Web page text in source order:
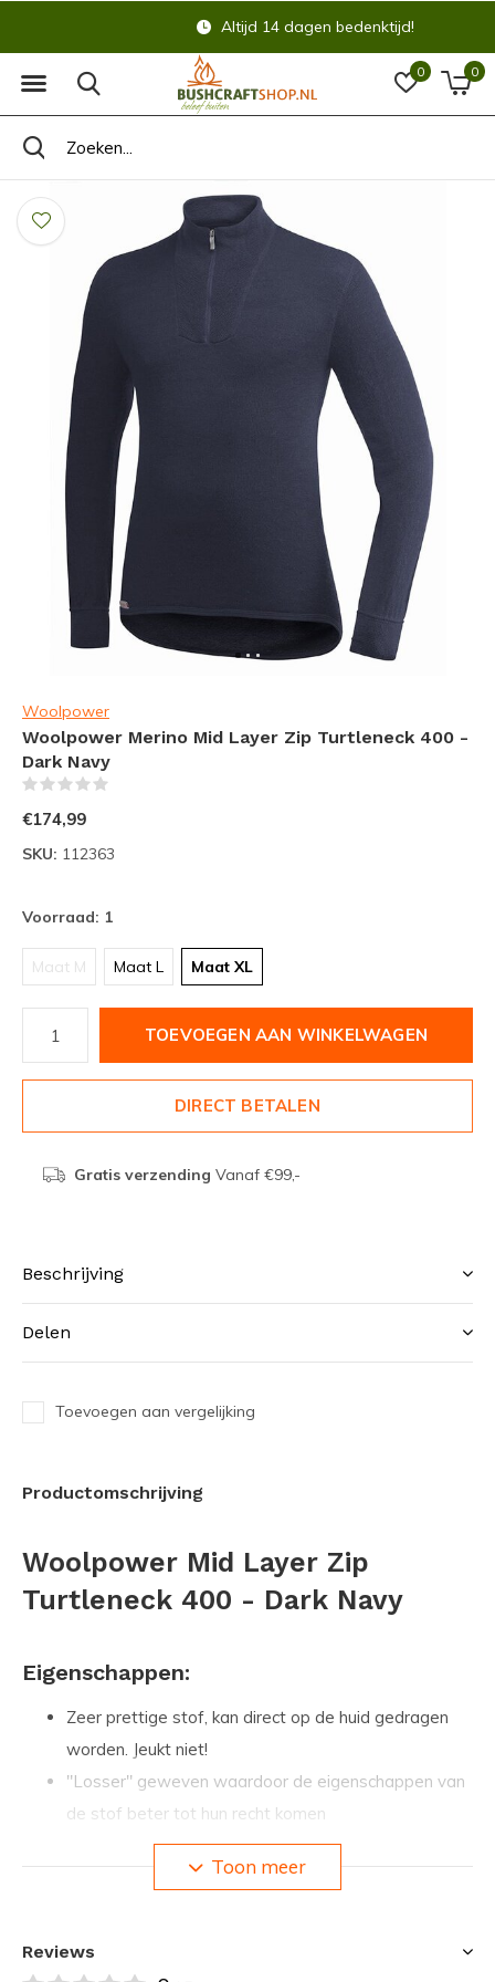
0 0
Altijd 14 dagen bedenktijd!
Woolpower
Woolpower Merino Mid Layer Zip Turtleneck 400 -
Dark Navy
€174,99
SKU: 112363
Voorraad: 1
Maat M Maat L Maat XL
TOEVOEGEN AAN WINKELWAGEN
DIRECT BETALEN
Gratis verzending Vanaf €99,-
Beschrijving
Delen
Toevoegen aan vergelijking
Productomschrijving
Woolpower Mid Layer Zip
Turtleneck 400 - Dark Navy
Eigenschappen:
Zeer prettige stof, kan direct op de huid gedragen
worden. Jeukt niet!
"Losser" geweven waardoor de eigenschappen van
de stof beter tot hun recht komen
Anti-bacteriële werking, voorkomt geurtjes zelfs na
een week intensief gebruik
Stof voelt warm en prettig wanneer het (volkomen)
Toon meer
Reviews